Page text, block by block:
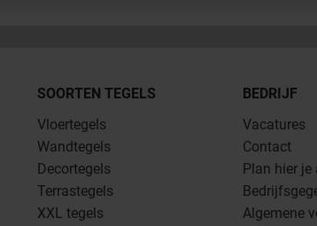
SOORTEN TEGELS
Vloertegels
Wandtegels
Decortegels
Terrastegels
XXL tegels
BEDRIJF
Vacatures
Contact
Plan hier
Algemene